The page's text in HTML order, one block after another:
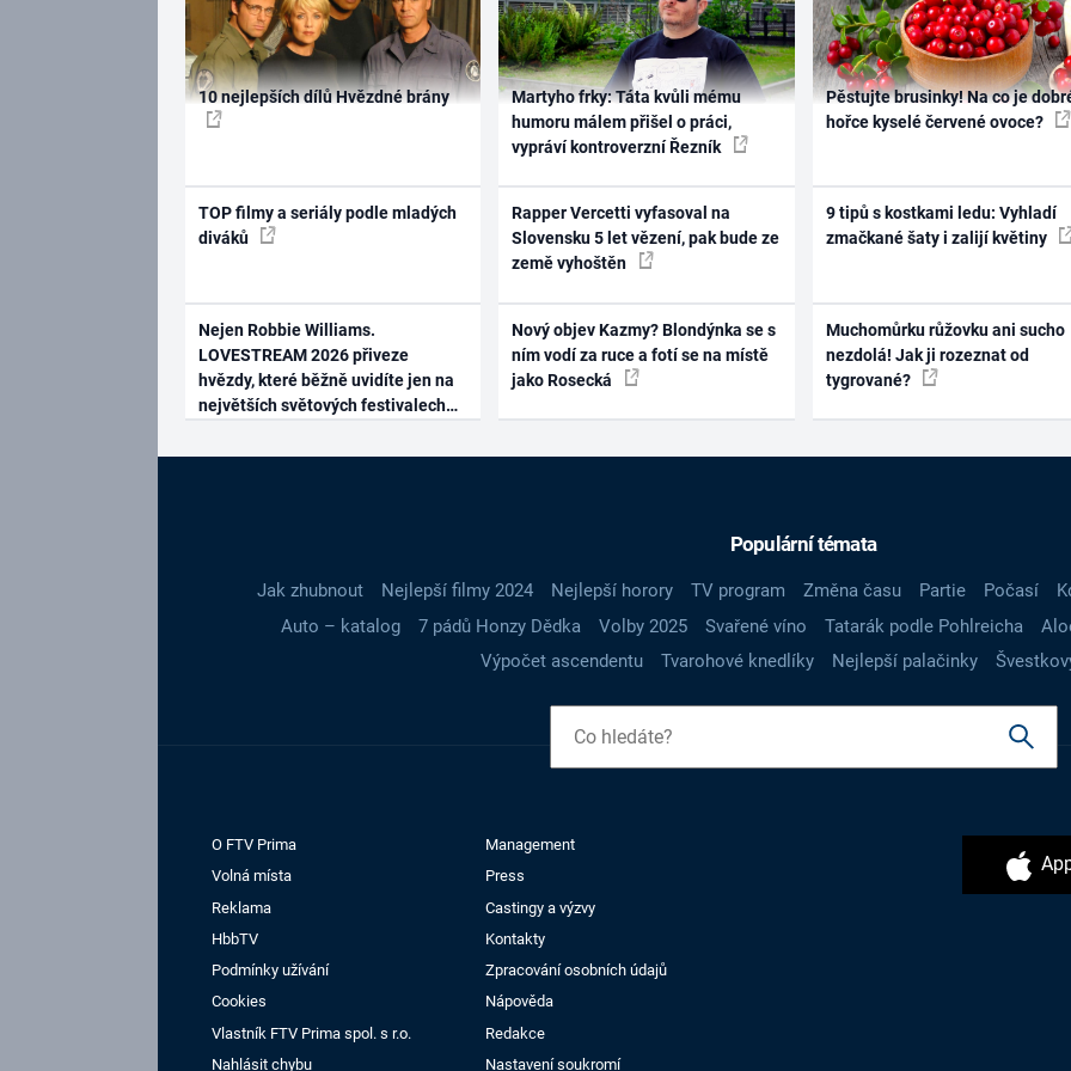
10 nejlepších dílů Hvězdné brány
TOP filmy a seriály podle mladých
diváků
Nejen Robbie Williams.
LOVESTREAM 2026 přiveze
hvězdy, které běžně uvidíte jen na
největších světových festivalech
Martyho frky: Táta kvůli mému
humoru málem přišel o práci,
vypráví kontroverzní Řezník
Rapper Vercetti vyfasoval na
Slovensku 5 let vězení, pak bude ze
země vyhoštěn
Nový objev Kazmy? Blondýnka se s
ním vodí za ruce a fotí se na místě
jako Rosecká
Pěstujte brusinky! Na co je
hořce kyselé červené ovoce?
9 tipů s kostkami ledu: Vyhladí
zmačkané šaty i zalijí květiny
Muchomůrku růžovku ani sucho
nezdolá! Jak ji rozeznat od
tygrované?
Populární témata
Jak zhubnout Nejlepší filmy 2024 Nejlepší horory TV program Změna času Partie Počasí
Auto – katalog
7 pádů Honzy Dědka Volby 2025 Svařené víno Tatarák podle Pohlreicha
Výpočet ascendentu
Tvarohové knedlíky Nejlepší palačinky
O FTV Prima
Management
Volná místa
Press
Reklama
Castingy a výzvy
HbbTV
Kontakty
Podmínky užívání
Zpracování osobních údajů
Cookies
Nápověda
Vlastník FTV Prima spol. s r.o.
Redakce
Nahlásit chybu
Nastavení soukromí